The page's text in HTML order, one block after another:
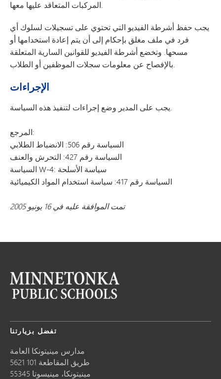
المركبات المتعاقد عليها معها.
يجب حفظ أشرطة الفيديو التي تحتوي على تسجيلات لسلوك أي
فرد في ملف مغلق بإحكام إلى أن يتم إعادة استخدامها أو
مسحها. وتخضع أشرطة الفيديو للقوانين السارية المتعلقة
بالإفصاح عن معلومات سجلات الموظفين أو الطلاب.
الإجراءات
يجب على المدير وضع إجراءات لتنفيذ هذه السياسة.
المرجع:
السياسة رقم 506: الانضباط الطلابي
السياسة رقم 427: التحرش والعنف
السياسة W-4: سياسة الأسلحة
السياسة رقم 417: سياسة استخدام المواد الكيميائية
تمت الموافقة عليه في 16 يونيو 2005
تفضل بزيارتنا
مدارس مينيتونكا العامة
5621 طريق المقاطعة 101
مينيتونكا، مينيسوتا 55345